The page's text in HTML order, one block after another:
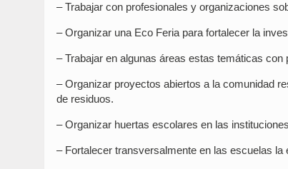
– Trabajar con profesionales y organizaciones
– Organizar una Eco Feria para fortalecer la
– Trabajar en algunas áreas estas temáticas con
– Organizar proyectos abiertos a la comunidad
de residuos.
– Organizar huertas escolares en las
– Fortalecer transversalmente en las escuelas la